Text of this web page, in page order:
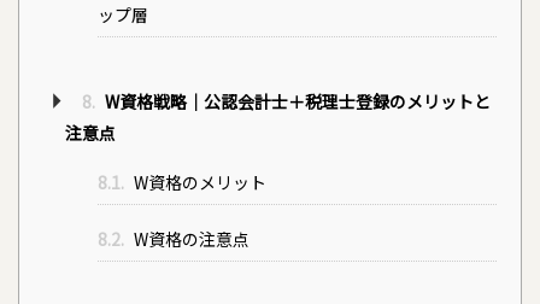
ップ層
8. W資格戦略｜公認会計士＋税理士登録のメリットと
注意点
8.1. W資格のメリット
8.2. W資格の注意点